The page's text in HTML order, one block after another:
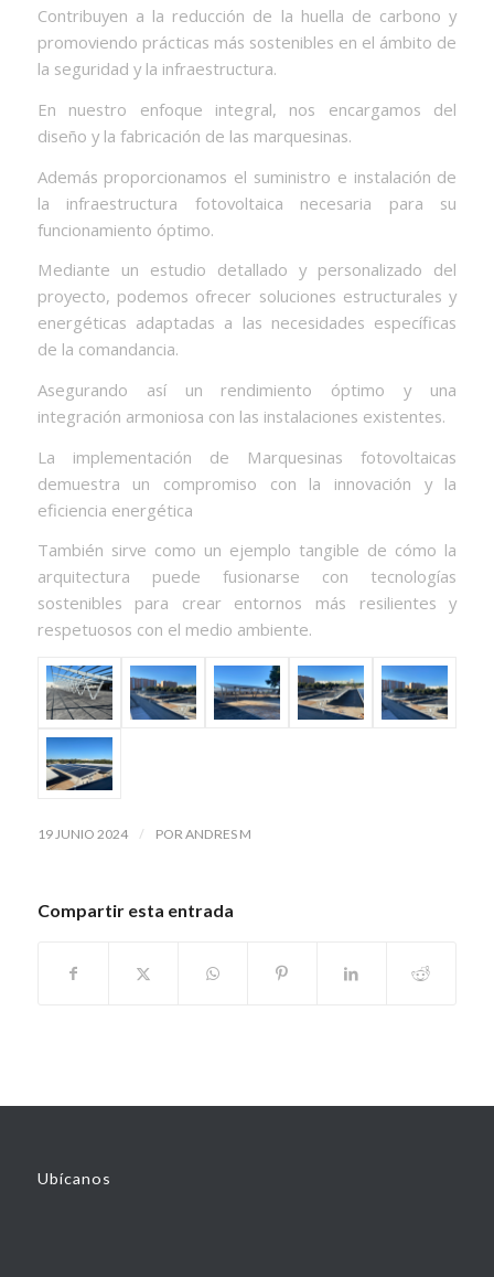
Contribuyen a la reducción de la huella de carbono y
promoviendo prácticas más sostenibles en el ámbito de
la seguridad y la infraestructura.
En nuestro enfoque integral, nos encargamos del
diseño y la fabricación de las marquesinas.
Además proporcionamos el suministro e instalación de
la infraestructura fotovoltaica necesaria para su
funcionamiento óptimo.
Mediante un estudio detallado y personalizado del
proyecto, podemos ofrecer soluciones estructurales y
energéticas adaptadas a las necesidades específicas
de la comandancia.
Asegurando así un rendimiento óptimo y una
integración armoniosa con las instalaciones existentes.
La implementación de Marquesinas fotovoltaicas
demuestra un compromiso con la innovación y la
eficiencia energética
También sirve como un ejemplo tangible de cómo la
arquitectura puede fusionarse con tecnologías
sostenibles para crear entornos más resilientes y
respetuosos con el medio ambiente.
19 JUNIO 2024 / PORANDRES M
Compartir esta entrada
Ubícanos